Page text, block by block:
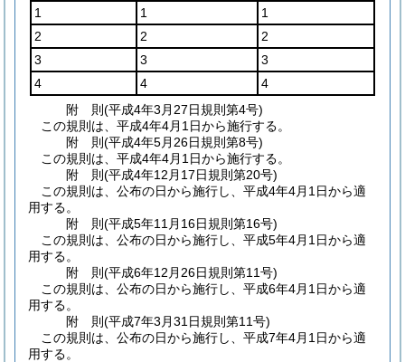
1
1
1
2
2
2
3
3
3
4
4
4
附 則(平成4年3月27日規則第4号)
この規則は、平成4年4月1日から施行する。
附 則(平成4年5月26日規則第8号)
この規則は、平成4年4月1日から施行する。
附 則(平成4年12月17日規則第20号)
この規則は、公布の日から施行し、平成4年4月1日から適
用する。
附 則(平成5年11月16日規則第16号)
この規則は、公布の日から施行し、平成5年4月1日から適
用する。
附 則(平成6年12月26日規則第11号)
この規則は、公布の日から施行し、平成6年4月1日から適
用する。
附 則(平成7年3月31日規則第11号)
この規則は、公布の日から施行し、平成7年4月1日から適
用する。